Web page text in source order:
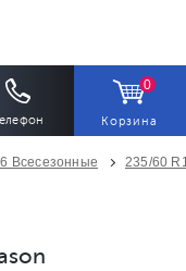
0
Корзина
Диаметр
Всесезонные 235/60